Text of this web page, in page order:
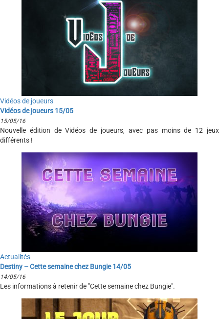
Vidéos de joueurs
Vidéos de joueurs 15/05
15/05/16
Nouvelle édition de Vidéos de joueurs, avec pas moins de 12 jeux
différents !
Actualités
Destiny – Cette semaine chez Bungie 14/05
14/05/16
Les informations à retenir de "Cette semaine chez Bungie".